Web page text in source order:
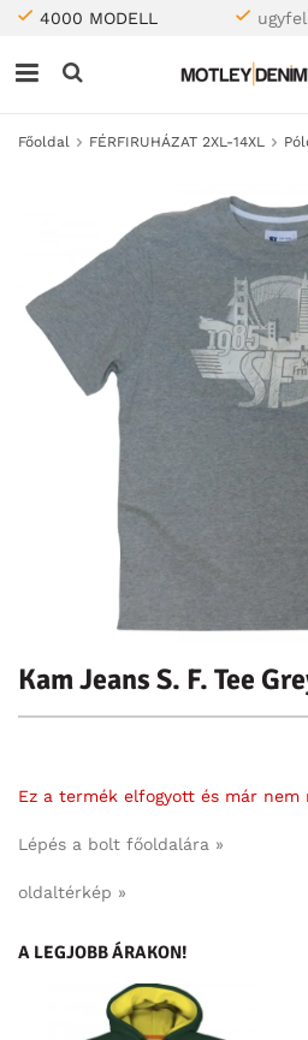
4000 MODELL
Főoldal FÉRFIRUHÁZAT 2XL-14XL
Kam Jeans S. F. Tee
Ez a termék elfogyott és már nem
Lépés a bolt főoldalára »
oldaltérkép »
A LEGJOBB ÁRAKON!